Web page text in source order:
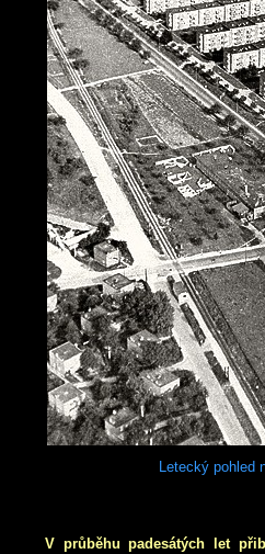
Letecký
V průběhu padesátých let